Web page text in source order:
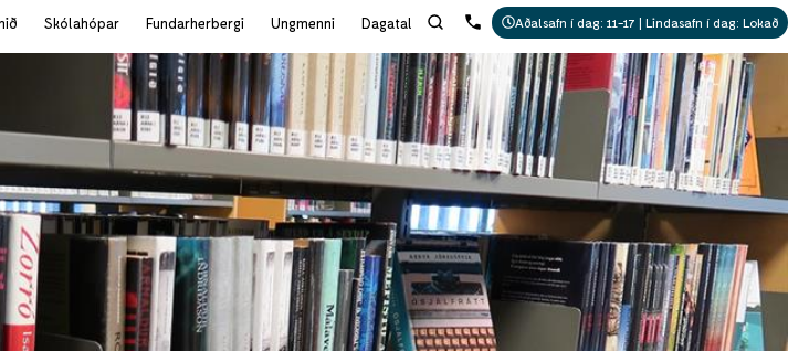
Skólahópar Fundarherbergi Ungmenni Dagatal Aðalsafn í dag: 11-17 | Lindasafn í dag: Lokað